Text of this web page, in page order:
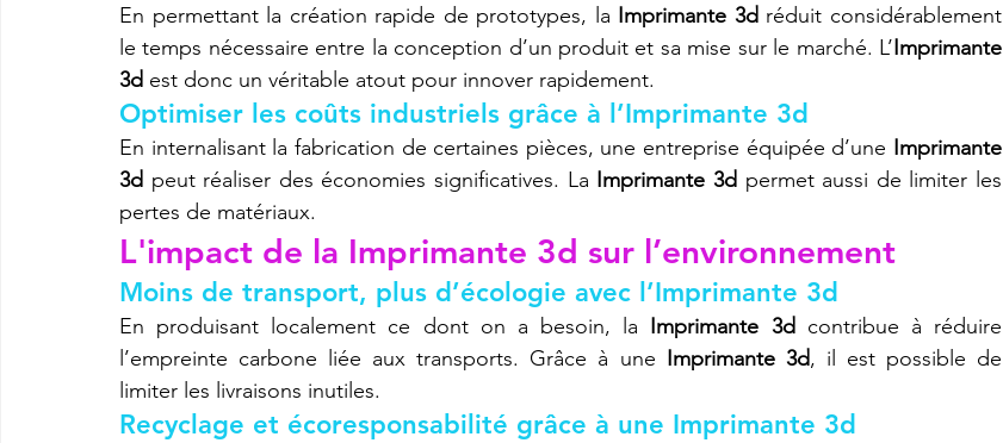
En permettant la création rapide de prototypes, la Imprimante 3d réduit considérablement
le temps nécessaire entre la conception d’un produit et sa mise sur le marché. L’Imprimante
3d est donc un véritable atout pour innover rapidement.
Optimiser les coûts industriels grâce à l’Imprimante 3d
En internalisant la fabrication de certaines pièces, une entreprise équipée d’une Imprimante
3d peut réaliser des économies significatives. La Imprimante 3d permet aussi de limiter les
pertes de matériaux.
L'impact de la Imprimante 3d sur l’environnement
Moins de transport, plus d’écologie avec l’Imprimante 3d
En produisant localement ce dont on a besoin, la Imprimante 3d contribue à réduire
l’empreinte carbone liée aux transports. Grâce à une Imprimante 3d, il est possible de
limiter les livraisons inutiles.
Recyclage et écoresponsabilité grâce à une Imprimante 3d